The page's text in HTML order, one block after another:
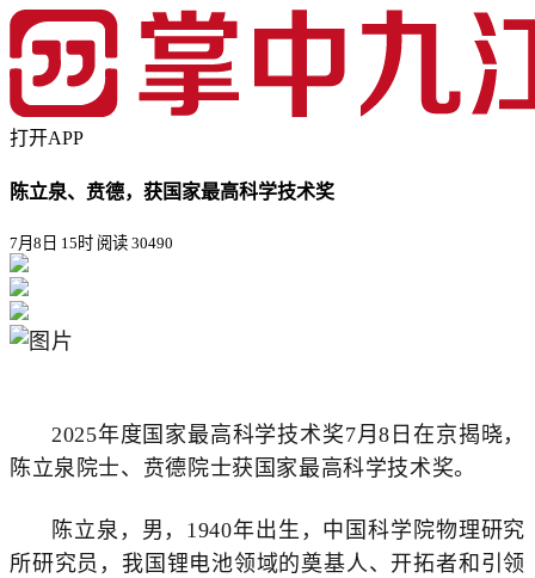
打开APP
陈立泉、贲德，获国家最高科学技术奖
7月8日 15时 阅读 30490
2025年度国家最高科学技术奖7月8日在京揭晓，
陈立泉院士、贲德院士获国家最高科学技术奖。
陈立泉，男，1940年出生，中国科学院物理研究
所研究员，我国锂电池领域的奠基人、开拓者和引领